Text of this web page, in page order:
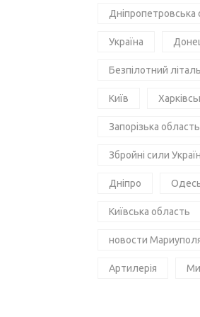
Дніпропетровська
Україна
Безпілотний
Київ
Запорізька область
Збройні сили
Дніпро
Київська область
новости
Артилерія